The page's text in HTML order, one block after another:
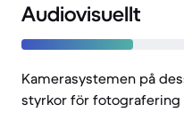
Audiovisuellt
Kamerasystemen på
styrkor för fotografering